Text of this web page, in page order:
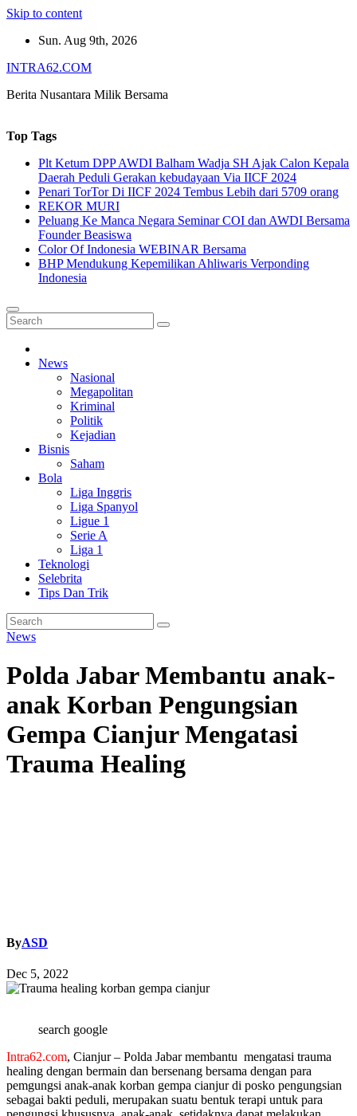
Skip to content
Sun. Aug 9th, 2026
INTRA62.COM
Berita Nusantara Milik Bersama
Top Tags
Plt Ketum DPP AWDI Balham Wadja SH Ajak Calon Kepala
Daerah Peduli Gerakan kebudayaan Via IICF 2024
Penari TorTor Di IICF 2024 Tembus Lebih dari 5709 orang
REKOR MURI
Peluang Ke Manca Negara Seminar COI dan AWDI Bersama
Founder Beasiswa
Color Of Indonesia WEBINAR Bersama
BHP Mendukung Kepemilikan Ahliwaris Verponding
Indonesia
News
Nasional
Megapolitan
Kriminal
Politik
Kejadian
Bisnis
Saham
Bola
Liga Inggris
Liga Spanyol
Ligue 1
Serie A
Liga 1
Teknologi
Selebrita
Tips Dan Trik
News
Polda Jabar Membantu anak-
anak Korban Pengungsian
Gempa Cianjur Mengatasi
Trauma Healing
ByASD
Dec 5, 2022
search google
Intra62.com, Cianjur – Polda Jabar membantu mengatasi trauma
healing dengan bermain dan bersenang bersama dengan para
pemgungsi anak-anak korban gempa cianjur di posko pengungsian
sebagai bakti peduli, merupakan suatu bentuk terapi untuk para